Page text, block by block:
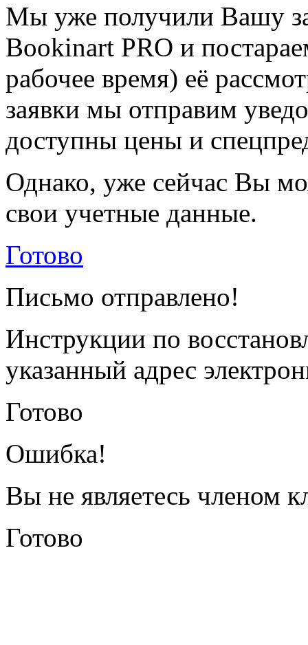
Мы уже получили Вашу
Bookinart PRO и
рабочее время) её
заявки мы отправим
доступны цены и
Однако, уже сейчас Вы
свои учетные данные.
Готово
Письмо отправлено!
Инструкции по
указанный адрес
Готово
Ошибка!
Вы не являетесь членом
Готово